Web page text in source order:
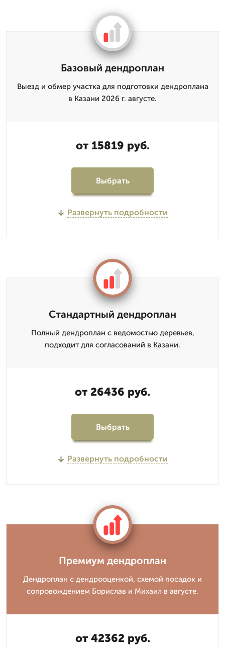
Базовый дендроплан
Выезд и обмер участка для подготовки дендроплана
в Казани 2026 г. августе.
от 15819 руб.
Выбрать
Развернуть подробности
Стандартный дендроплан
Полный дендроплан с ведомостью деревьев,
подходит для согласований в Казани.
от 26436 руб.
Выбрать
Развернуть подробности
Премиум дендроплан
Дендроплан с дендрооценкой, схемой посадок и
сопровождением Борислав и Михаил в августе.
от 42362 руб.